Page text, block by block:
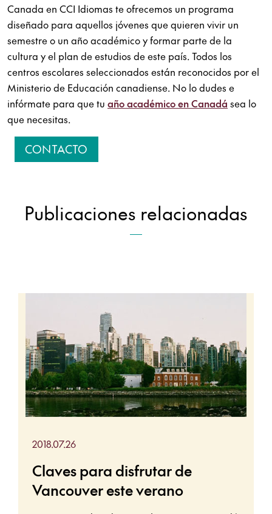
Canada en CCI Idiomas te ofrecemos un programa
diseñado para aquellos jóvenes que quieren vivir un
semestre o un año académico y formar parte de la
cultura y el plan de estudios de este país. Todos los
centros escolares seleccionados están reconocidos por el
Ministerio de Educación canadiense. No lo dudes e
infórmate para que tu año académico en Canadá sea lo
que necesitas.
CONTACTO
Publicaciones relacionadas
2018.07.26
Claves para disfrutar de
Vancouver este verano